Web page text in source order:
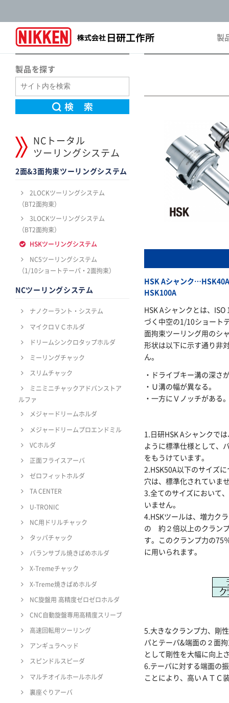
製
製品を探す
NCトータル
ツーリングシステム
2面&3面拘束ツーリングシステム
2LOCKツーリングシステム
（BT2面拘束）
3LOCKツーリングシステム
（BT2面拘束）
HSKツーリングシステム
NC5ツーリングシステム
（1/10ショートテーパ・2面拘束）
NCツーリングシステム
ナノクーラント・システム
マイクロＶＣホルダ
ドリームシンクロタップホルダ
ミーリングチャック
スリムチャック
ミニミニチャックアドバンストア
ルファ
メジャードリームホルダ
メジャードリームプロエンドミル
VCホルダ
正面フライスアーバ
ゼロフィットホルダ
TA CENTER
U-TRONIC
NC用ドリルチャック
タッパチャック
バランサブル焼きばめホルダ
X-Tremeチャック
X-Treme焼きばめホルダ
NC旋盤用 高精度ゼロゼロホルダ
CNC自動旋盤専用高精度スリーブ
高速回転用ツーリング
アンギュラヘッド
スピンドルスピーダ
マルチオイルホールホルダ
裏座ぐりアーバ
HSK Aシャンク
HSK100A
HSK Aシャンクとは、
づく中空の1/10ショート
面拘束ツーリング用のシ
形状は以下に示す通り非
ん。
・ドライブキー溝の深さ
・Ｕ溝の幅が異なる。
・一方にＶノッチがある
1.日研HSK Aシャンクで
ように標準仕様として、
をもうけています。
2.HSK50A以下のサイズ
穴は、標準化されていま
3.全てのサイズにおいて
いません。
4.HSKツールは、増力ク
の 約２倍以上のクラン
す。このクランプ力の75
に用いられます。
5.大きなクランプ力、剛
パとテーパ&端面の２面
として剛性を大幅に向上
6.テーパに対する端面の
ことにより、高いＡＴＣ